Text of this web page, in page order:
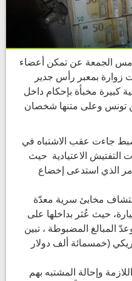
أمس الجمعة عن تمكن أعضاء
زوارة بمعبر رأس جدير
كبيرة مخبأة بإحكام داخل
تونس وعلى متنها شخصان
جاءت عقب الاشتباه في
التفتيش الاعتيادية حيث
الذي استدعى إخضاع
مخابئ سرية معدّة
حيث عُثر بداخلها على
المبالغ المضبوطة ، تبين
500,000 دولار أمريكي (خمسمائة ألف دولار
وإحالة المشتبه بهم